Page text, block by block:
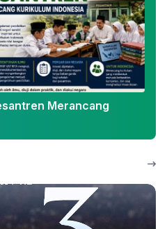
Merancang